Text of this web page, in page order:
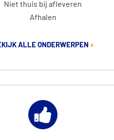
Niet thuis bij afleveren
Afhalen
ALLE ONDERWERPEN